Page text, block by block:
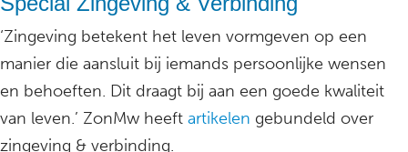
‘Zingeving betekent het leven vormgeven op een
manier die aansluit bij iemands persoonlijke wensen
en behoeften. Dit draagt bij aan een goede kwaliteit
van leven.’ ZonMw heeft artikelen gebundeld over
zingeving & verbinding.